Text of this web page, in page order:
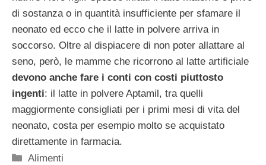
di sostanza o in quantità insufficiente per sfamare il
neonato ed ecco che il latte in polvere arriva in
soccorso. Oltre al dispiacere di non poter allattare al
seno, però, le mamme che ricorrono al latte artificiale
devono anche fare i conti con costi piuttosto
ingenti: il latte in polvere Aptamil, tra quelli
maggiormente consigliati per i primi mesi di vita del
neonato, costa per esempio molto se acquistato
direttamente in farmacia.
Categorie
Alimenti